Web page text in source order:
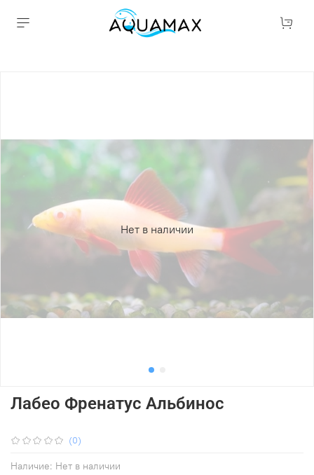
Нет в наличии
(0)
Наличие: Нет в наличии
Лабео Френатус Альбинос